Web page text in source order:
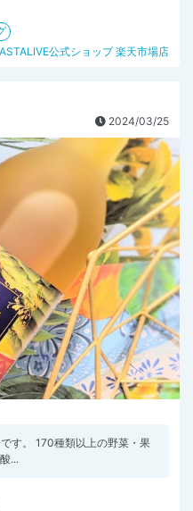
ASTALIVE公式ショップ 楽天市場店
2024/03/25
す。 170種類以上の野菜・果
...